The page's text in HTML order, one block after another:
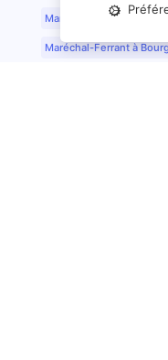
Maréchal-Ferrant à
Maréchal-Ferrant à